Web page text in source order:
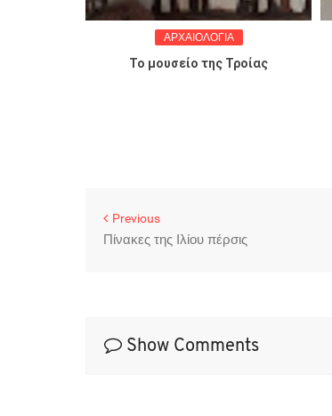
ΑΡΧΑΙΟΛΟΓΙΑ
Το μουσείο της Τροίας
Previous
Πίνακες της Ιλίου πέρσις
Show Comments